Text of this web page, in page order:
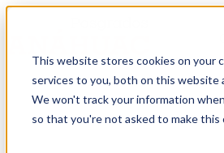
This website stores cookies on your
services to you, both on this website
We won't track your information
so that you're not asked to make this